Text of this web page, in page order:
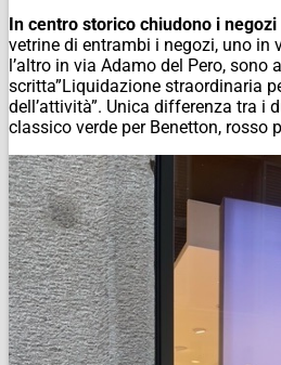
In centro storico chiudono i
vetrine di entrambi i negozi, uno in
l’altro in via Adamo del Pero,
scritta”Liquidazione straordinaria
dell’attività”. Unica differenza tra i
classico verde per Benetton, rosso